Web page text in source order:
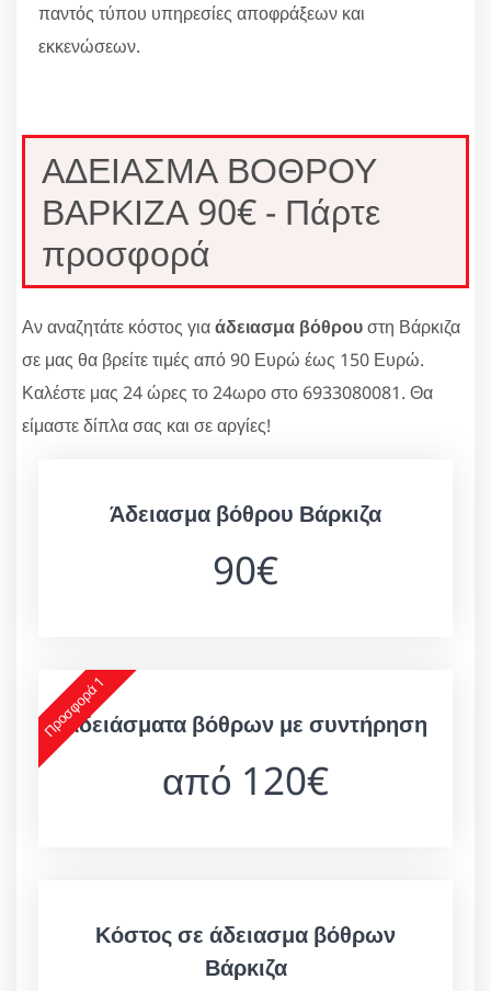
παντός τύπου υπηρεσίες αποφράξεων και
εκκενώσεων.
ΑΔΕΙΑΣΜΑ ΒΟΘΡΟΥ
ΒΑΡΚΙΖΑ 90€ - Πάρτε
προσφορά
Αν αναζητάτε κόστος γιαάδειασμα βόθρουστη Βάρκιζα
σε μας θα βρείτε τιμές από 90 Ευρώ έως 150 Ευρώ.
Καλέστε μας 24 ώρες το 24ωρο στο 6933080081. Θα
είμαστε δίπλα σας και σε αργίες!
Άδειασμα βόθρου Βάρκιζα
90€
Προσφορά 1
Αδειάσματα βόθρων με συντήρηση
από 120€
Κόστος σε άδειασμα βόθρων
Βάρκιζα